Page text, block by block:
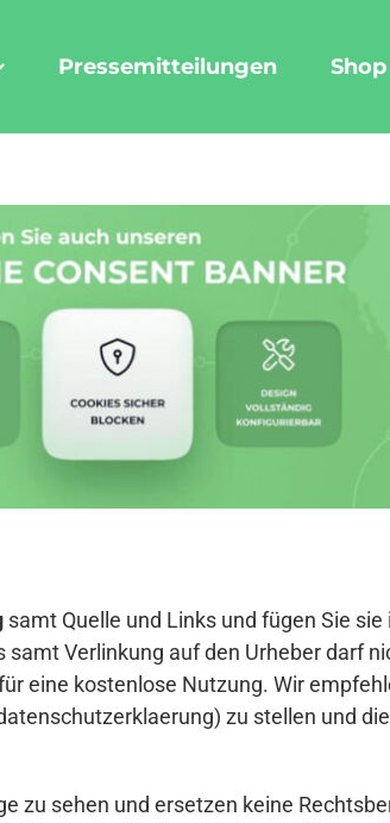
Pressemitteilungen Shop
samt Quelle und Links und fügen Sie
Verlinkung auf den Urheber darf
eine kostenlose Nutzung. Wir
zu stellen und
zu sehen und ersetzen keine